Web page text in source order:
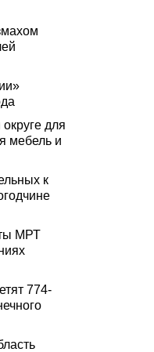
для
мебель и
к
МРТ
774-